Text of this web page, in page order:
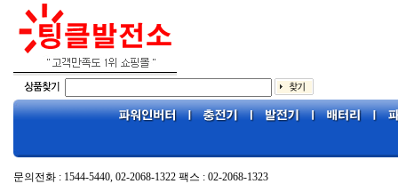
문의전화 : 1544-5440, 02-2068-1322 팩스 : 02-2068-1323